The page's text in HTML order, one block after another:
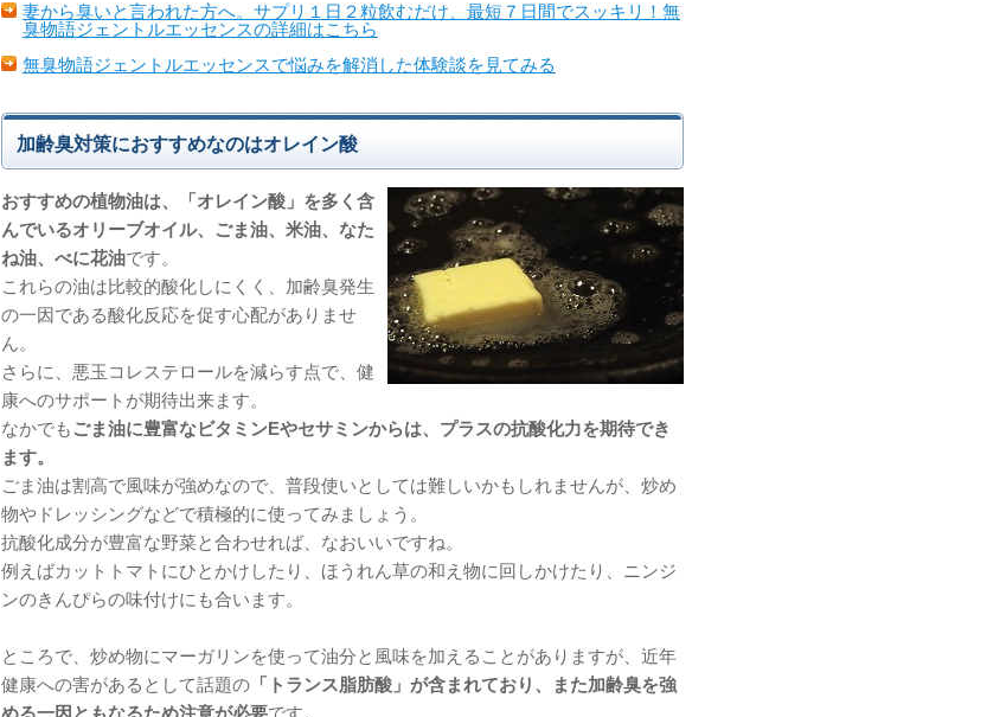
妻から臭いと言われた方へ。サプリ１日２粒飲むだけ、最短７日間でスッキリ！無
臭物語ジェントルエッセンスの詳細はこちら
無臭物語ジェントルエッセンスで悩みを解消した体験談を見てみる
加齢臭対策におすすめなのはオレイン酸
おすすめの植物油は、「オレイン酸」を多く含
んでいるオリーブオイル、ごま油、米油、なた
ね油、べに花油です。
これらの油は比較的酸化しにくく、加齢臭発生
の一因である酸化反応を促す心配がありませ
ん。
さらに、悪玉コレステロールを減らす点で、健
康へのサポートが期待出来ます。
なかでもごま油に豊富なビタミンEやセサミンからは、プラスの抗酸化力を期待でき
ます。
ごま油は割高で風味が強めなので、普段使いとしては難しいかもしれませんが、炒め
物やドレッシングなどで積極的に使ってみましょう。
抗酸化成分が豊富な野菜と合わせれば、なおいいですね。
例えばカットトマトにひとかけしたり、ほうれん草の和え物に回しかけたり、ニンジ
ンのきんぴらの味付けにも合います。
ところで、炒め物にマーガリンを使って油分と風味を加えることがありますが、近年
健康への害があるとして話題の 「トランス脂肪酸」が含まれており、また加齢臭を強
める一因ともなるため注意が必要です。